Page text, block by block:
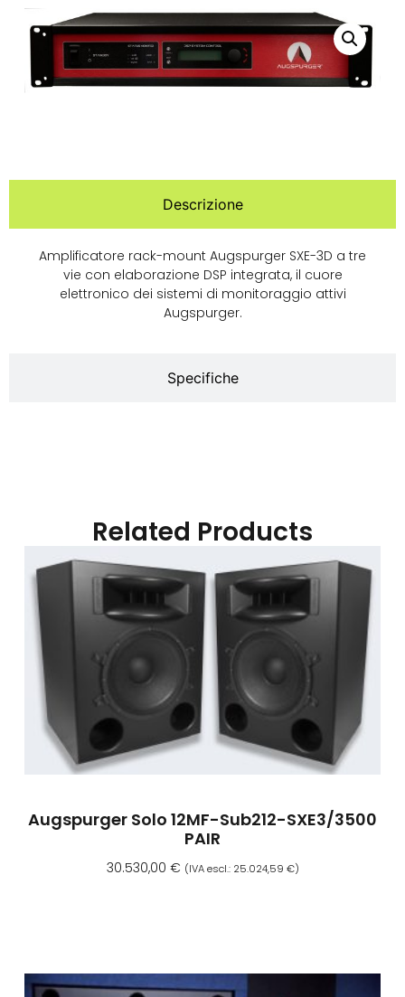
Descrizione
Specifiche
Amplificatore rack-mount Augspurger SXE-3D a tre
vie con elaborazione DSP integrata, il cuore
elettronico dei sistemi di monitoraggio attivi
Augspurger.
Related Products
Augspurger Solo 12MF-Sub212-SXE3/3500
PAIR
30.530,00 € (IVA escl.: 25.024,59 €)